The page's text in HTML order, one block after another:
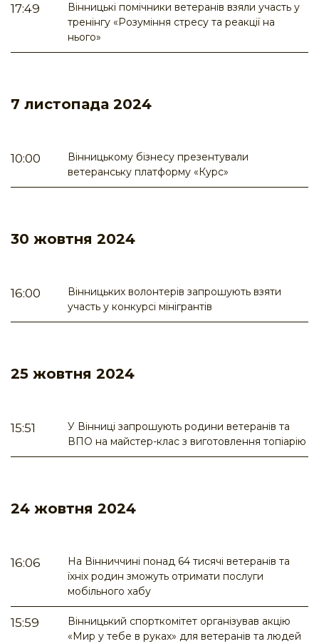
17:49
Вінницькі помічники ветеранів взяли участь у
тренінгу «Розуміння стресу та реакції на
нього»
7 листопада 2024
10:00
Вінницькому бізнесу презентували
ветеранську платформу «Курс»
30 жовтня 2024
16:00
Вінницьких волонтерів запрошують взяти
участь у конкурсі мінігрантів
25 жовтня 2024
15:51
У Вінниці запрошують родини ветеранів та
ВПО на майстер-клас з виготовлення топіарію
24 жовтня 2024
16:06
На Вінниччині понад 64 тисячі ветеранів та
їхніх родин зможуть отримати послуги
мобільного хабу
15:59
Вінницький спорткомітет організував акцію
«Мир у тебе в руках» для ветеранів та людей